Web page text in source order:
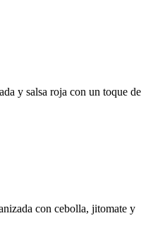
y salsa roja con un toque de
con cebolla, jitomate y